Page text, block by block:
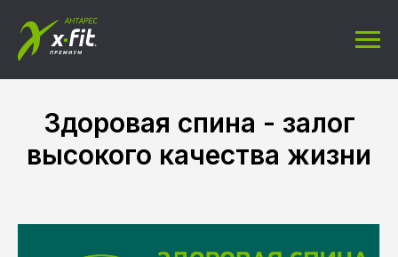
Здоровая спина - залог
высокого качества жизни